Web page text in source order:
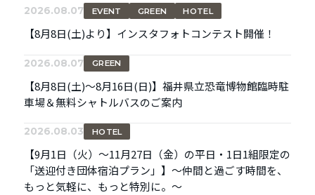
2026.08.07 EVENT GREEN HOTEL
【8月8日(土)より】インスタフォトコンテスト開催！
2026.08.07 GREEN
【8月8日(土)～8月16日(日)】福井県立恐竜博物館臨時駐
車場＆無料シャトルバスのご案内
2026.08.03 HOTEL
【9月1日（火）～11月27日（金）の平日・1日1組限定の
「送迎付き団体宿泊プラン」】～仲間と過ごす時間を、
もっと気軽に、もっと特別に。～